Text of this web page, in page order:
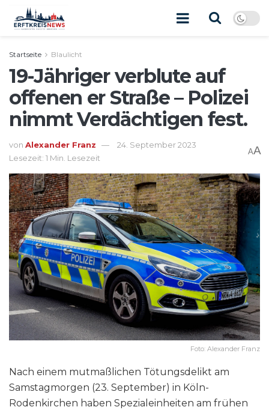
Startseite Blaulicht
19-Jähriger verblute auf
offenen er Straße – Polizei
nimmt Verdächtigen fest.
von Alexander Franz
24. September 2023
Lesezeit: 1 Min. Lesezeit
AA
Foto: Alexander Franz
Nach einem mutmaßlichen Tötungsdelikt am
Samstagmorgen (23. September) in Köln-
Rodenkirchen haben Spezialeinheiten am frühen